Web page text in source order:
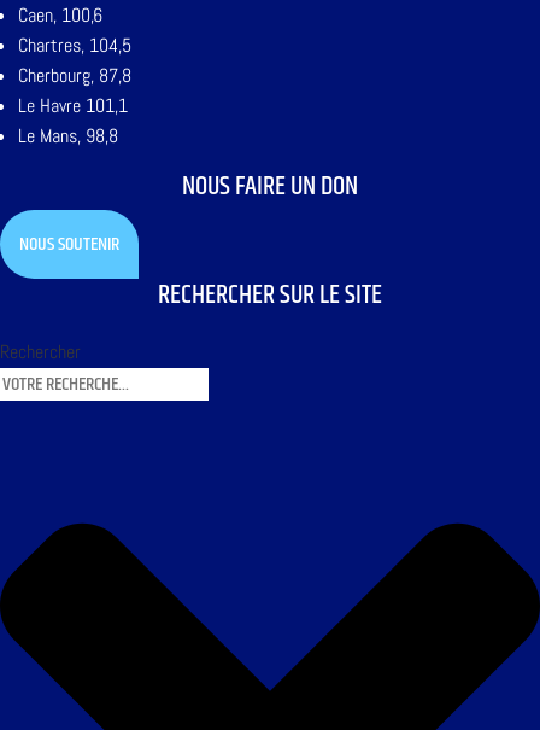
Caen, 100,6
Chartres, 104,5
Cherbourg, 87,8
Le Havre 101,1
Le Mans, 98,8
NOUS FAIRE UN DON
NOUS SOUTENIR
RECHERCHER SUR LE SITE
Rechercher